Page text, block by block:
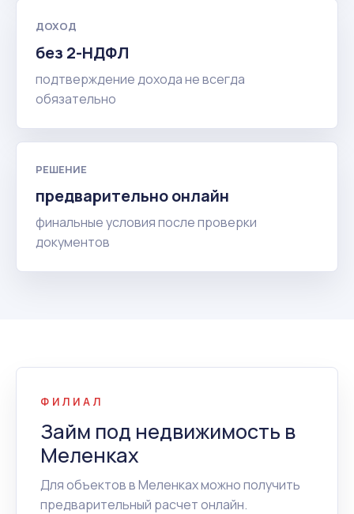
ДОХОД
без 2-НДФЛ
подтверждение дохода не всегда
обязательно
РЕШЕНИЕ
предварительно онлайн
финальные условия после проверки
документов
ФИЛИАЛ
Займ под недвижимость в
Меленках
Для объектов в Меленках можно получить
предварительный расчет онлайн.